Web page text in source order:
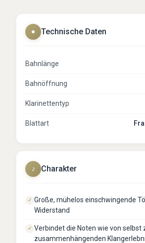
● Technische Daten
Bahnlänge
Bahnöffnung
Klarinettentyp
Blattart
♪ Charakter
✓ Große, mühelos einschwingende
Widerstand
✓ Verbindet die Noten wie von selbst
zusammenhängenden